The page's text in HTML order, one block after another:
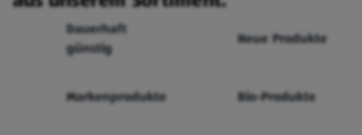
Dauerhaft
günstig
Neue Produkte
Markenprodukte Bio-Produkte